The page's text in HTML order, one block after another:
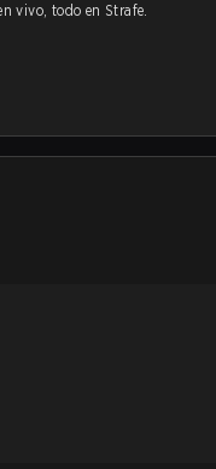
vivo, todo en Strafe.